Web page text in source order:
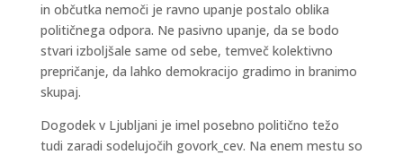
in občutka nemoči je ravno upanje postalo oblika
političnega odpora. Ne pasivno upanje, da se bodo
stvari izboljšale same od sebe, temveč kolektivno
prepričanje, da lahko demokracijo gradimo in branimo
skupaj.
Dogodek v Ljubljani je imel posebno politično težo
tudi zaradi sodelujočih govork_cev. Na enem mestu so